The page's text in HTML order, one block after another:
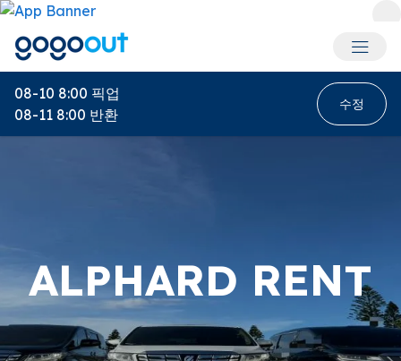
회원 메
08-10 8:00 픽업
08-11 8:00 반환
수정
ALPHARD RENT